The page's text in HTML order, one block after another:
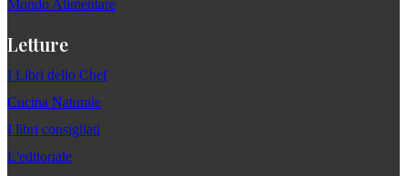
Mondo Alimentare
Letture
I Libri dello Chef
Cucina Naturale
I libri consigliati
L'editoriale